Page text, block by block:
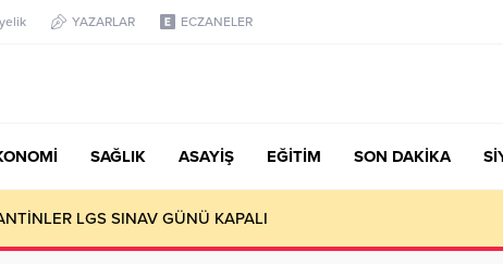
YAZARLAR ECZANELER
SAĞLIK ASAYİŞ EĞİTİM SON DAKİKA
LGS SINAV GÜNÜ KAPALI